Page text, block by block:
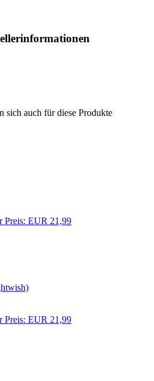
sich auch für diese Produkte
Preis: EUR 21,99
Preis: EUR 21,99